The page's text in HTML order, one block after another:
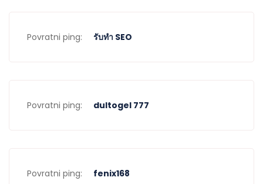
Povratni ping: รับทำ SEO
Povratni ping: dultogel 777
Povratni ping: fenix168